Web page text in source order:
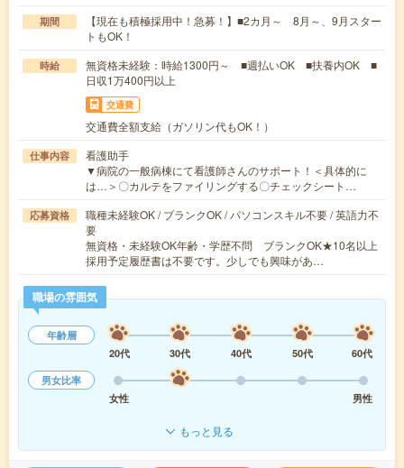
期間
【現在も積極採用中！急募！】■2カ月～ 8月～、9月スター
トもOK！
時給
無資格未経験：時給1300円～ ■週払いOK ■扶養内OK ■
日収1万400円以上
交通費
交通費全額支給（ガソリン代もOK！）
仕事内容
看護助手
▼病院の一般病棟にて看護師さんのサポート！＜具体的に
は…＞〇カルテをファイリングする〇チェックシート…
応募資格
職種未経験OK / ブランクOK / パソコンスキル不要 / 英語力不
要
無資格・未経験OK年齢・学歴不問 ブランクOK★10名以上
採用予定履歴書は不要です。少しでも興味があ…
職場の雰囲気
年齢層
20代
30代 40代 50代
60代
男女比率
女性
男性
もっと見る